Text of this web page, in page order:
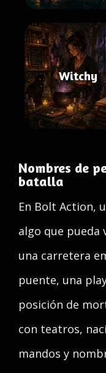
Witchy
Nombres de
batalla
En Bolt Action,
algo que pueda
una carretera
puente, una
posición de
con teatros,
mandos y